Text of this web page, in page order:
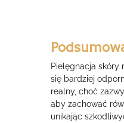
Pielęgnacja skóry
się bardziej
realny, choć
aby zachować
unikając